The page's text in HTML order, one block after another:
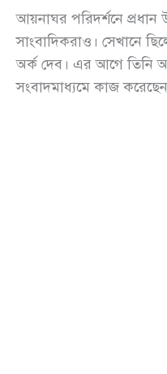
আয়নাঘর পরিদর্শনে প্রধান
সাংবাদিকরাও। সেখানে
অর্ক দেব। এর আগে তিনি
সংবাদমাধ্যমে কাজ